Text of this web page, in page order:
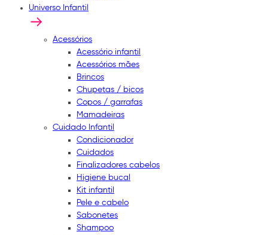
Universo Infantil
Acessórios
Acessório infantil
Acessórios mães
Brincos
Chupetas / bicos
Copos / garrafas
Mamadeiras
Cuidado Infantil
Condicionador
Cuidados
Finalizadores cabelos
Higiene bucal
Kit infantil
Pele e cabelo
Sabonetes
Shampoo